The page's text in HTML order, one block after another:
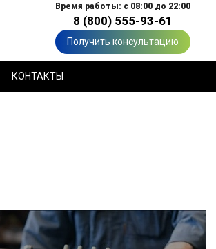
Время работы: с 08:00 до 22:00
8 (800) 555-93-61
Получить консультацию
КОНТАКТЫ